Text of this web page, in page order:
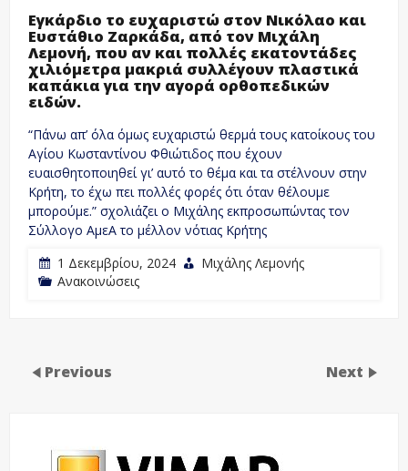
Εγκάρδιο το ευχαριστώ στον Νικόλαο και
Ευστάθιο Ζαρκάδα, από τον Μιχάλη
Λεμονή, που αν και πολλές εκατοντάδες
χιλιόμετρα μακριά συλλέγουν πλαστικά
καπάκια για την αγορά ορθοπεδικών
ειδών.
“Πάνω απ’ όλα όμως ευχαριστώ θερμά τους κατοίκους του
Αγίου Κωσταντίνου Φθιώτιδος που έχουν
ευαισθητοποιηθεί γι’ αυτό το θέμα και τα στέλνουν στην
Κρήτη, το έχω πει πολλές φορές ότι όταν θέλουμε
μπορούμε.” σχολιάζει ο Μιχάλης εκπροσωπώντας τον
Σύλλογο ΑμεΑ το μέλλον νότιας Κρήτης
1 Δεκεμβρίου, 2024
Μιχάλης Λεμονής
Ανακοινώσεις
Previous Next